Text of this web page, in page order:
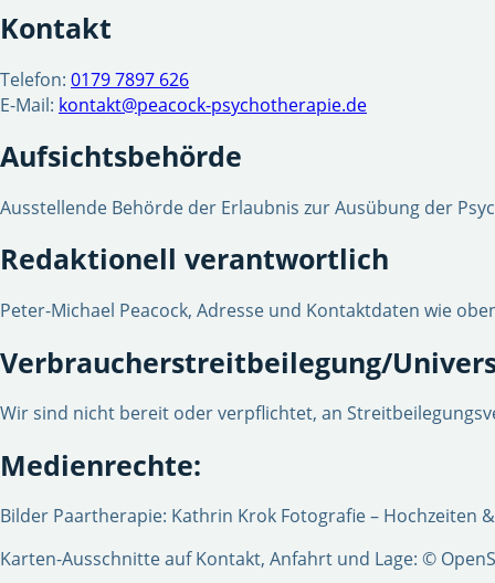
Kontakt
Telefon: 0179 7897 626
E-Mail: kontakt@peacock-psychotherapie.de
Aufsichtsbehörde
Ausstellende Behörde der Erlaubnis zur Ausübung der
Redaktionell verantwortlich
Peter-Michael Peacock, Adresse und Kontaktdaten wie
Verbraucher­streit­beilegung/
Wir sind nicht bereit oder verpflichtet, an
Medienrechte:
Bilder Paartherapie: Kathrin Krok Fotografie – Hochzeiten
Karten-Ausschnitte auf Kontakt, Anfahrt und Lage: ©